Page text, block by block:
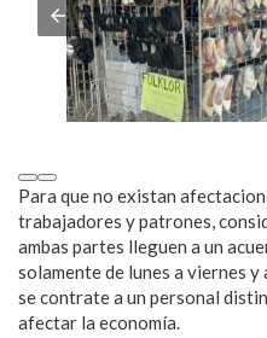
Para que no existan
trabajadores y patrones,
ambas partes lleguen a un
solamente de lunes a viernes
se contrate a un personal
afectar la economía.